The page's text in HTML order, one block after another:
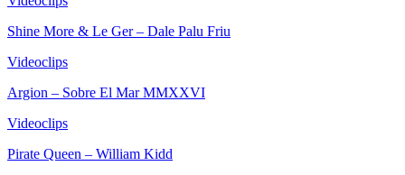
Shine More & Le Ger – Dale Palu Friu
Videoclips
Argion – Sobre El Mar MMXXVI
Videoclips
Pirate Queen – William Kidd